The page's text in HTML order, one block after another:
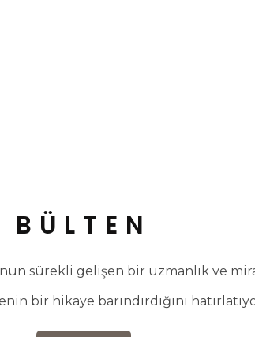
BÜLTEN
sürekli gelişen bir uzmanlık ve
bir hikaye barındırdığını